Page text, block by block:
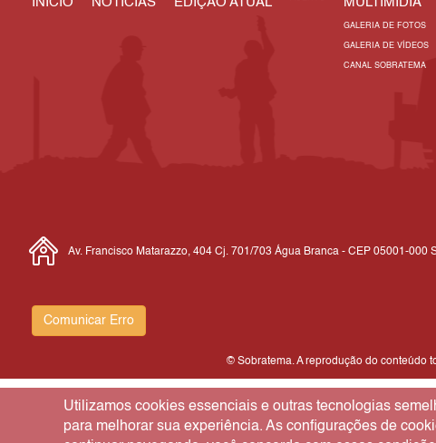
GALERIA DE FOTOS
GALERIA DE VÍDEOS
CANAL SOBRATEMA
Av. Francisco Matarazzo, 404 Cj. 701/703 Água Branca - CEP 05001-000
Comunicar Erro
© Sobratema. A reprodução do conteúdo
Utilizamos cookies essenciais e outras tecnologias
para melhorar sua experiência. As configurações de